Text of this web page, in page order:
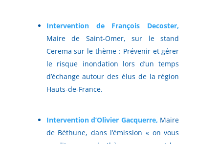
Intervention de François Decoster,
Maire de Saint-Omer, sur le stand
Cerema sur le thème : Prévenir et gérer
le risque inondation lors d’un temps
d’échange autour des élus de la région
Hauts-de-France.
Intervention d’Olivier Gacquerre, Maire
de Béthune, dans l’émission « on vous